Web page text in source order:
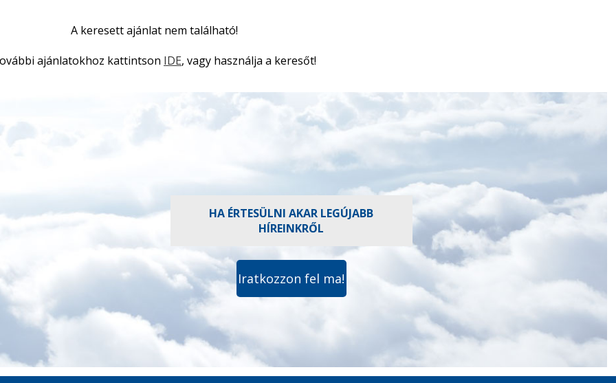
A keresett ajánlat nem található!
ajánlatokhoz kattintson IDE, vagy használja a keresőt!
HA ÉRTESÜLNI AKAR LEGÚJABB
HÍREINKRŐL
Iratkozzon fel ma!